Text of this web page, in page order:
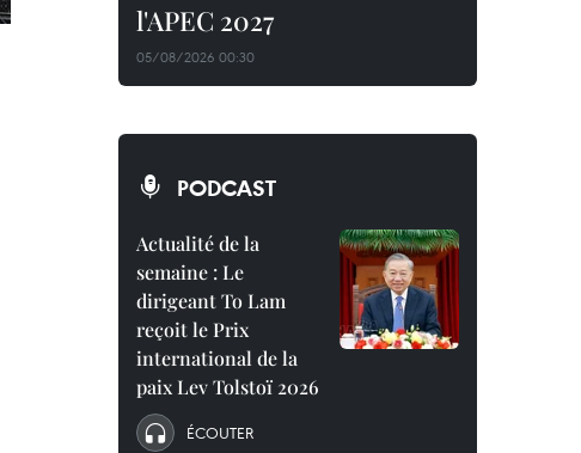
l'APEC 2027
05/08/2026 00:30
PODCAST
Actualité de la
semaine : Le
dirigeant To Lam
reçoit le Prix
international de la
paix Lev Tolstoï 2026
ÉCOUTER